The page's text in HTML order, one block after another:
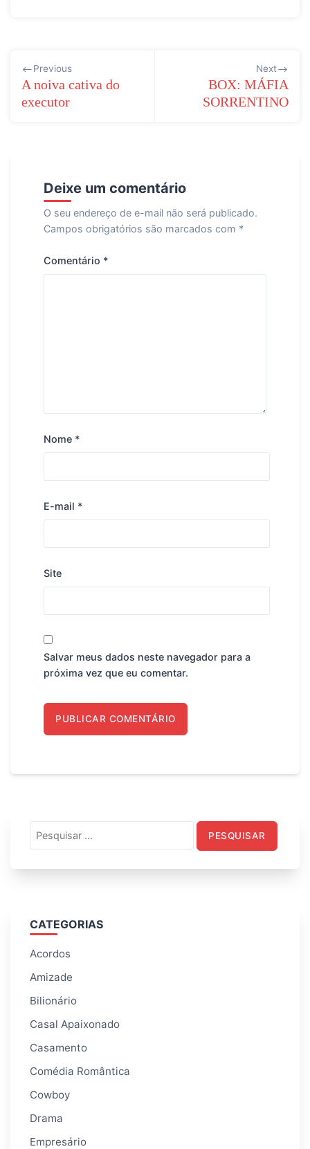
Navegação
de
Post
Previous
A noiva cativa do
executor
Next
BOX: MÁFIA
SORRENTINO
Deixe um comentário
O seu endereço de e-mail não será publicado.
Campos obrigatórios são marcados com *
Comentário *
Nome *
E-mail *
Site
Salvar meus dados neste navegador para a
próxima vez que eu comentar.
por:
CATEGORIAS
Acordos
Amizade
Bilionário
Casal Apaixonado
Casamento
Comédia Romântica
Cowboy
Drama
Empresário